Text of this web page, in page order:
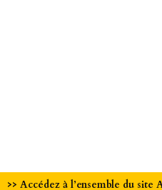
>> Accédez à l’ensemble du